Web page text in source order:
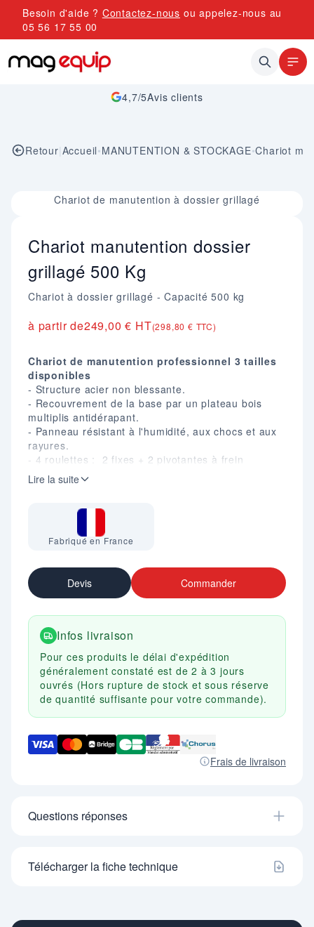
Allez au contenu
Besoin d'aide ? Contactez-nous ou appelez-nous au
05 56 17 55 00
4,7/5Avis clients
Retour|Accueil•MANUTENTION & STOCKAGE•Chariot
Image 1 sur 1Chariot de manutention à dossier grillagé
Chariot manutention dossier
grillagé 500 Kg
Chariot à dossier grillagé - Capacité 500 kg
à partir de249,00 € HT(298,80 € TTC)
Chariot de manutention professionnel 3 tailles
disponibles
- Structure acier non blessante.
- Recouvrement de la base par un plateau bois
muItiplis antidérapant.
- Panneau résistant à l'humidité, aux chocs et aux
rayures.
- 4 roulettes : 2 fixes + 2 pivotantes à frein
(conforme norme européenne EN 1757-3).
- Disposition des roues en rectangle.
- Embouts plastiques de protection à l'avant du
- Finition époxy bleu RAL 5019.
- Hauteur sol/base : 270 mm.
- Charge maxi : 500 kg.
Lire la suite
Fabriqué en France
Devis Commander
Infos livraison
Pour ces produits le délai d'expédition
généralement constaté est de 2 à 3 jours
ouvrés (Hors rupture de stock et sous réserve
de quantité suffisante pour votre commande).
Frais de livraison
Questions réponses
Télécharger la fiche technique